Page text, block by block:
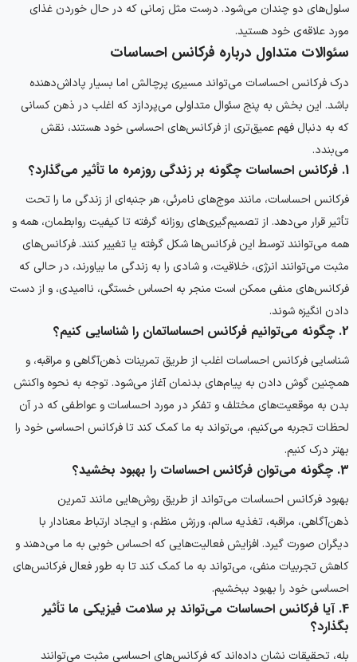
سلول‌های دو چندان می‌شود. درست مثل زمانی که در حال خوردن غذای
مورد علاقه‌ی خود هستید.
سئوالات متداول درباره فرکانس احساسات
درک فرکانس احساسات می‌تواند مسیری پرچالش اما بسیار پاداش‌دهنده
باشد. این بخش به پنج سئوال متداولی می‌پردازد که اغلب در ذهن کسانی
که به دنبال فهم عمیق‌تری از فرکانس‌های احساسی خود هستند، نقش
می‌بندد.
1. فرکانس احساسات چگونه بر زندگی روزمره ما تأثیر می‌گذارد؟
فرکانس احساسات، مانند موج‌های نامرئی، هر جنبه‌ای از زندگی ما را تحت
تأثیر قرار می‌دهد. از تصمیم‌گیری‌های روزانه گرفته تا کیفیت روابطمان، همه و
همه می‌توانند توسط این فرکانس‌ها شکل گرفته یا تغییر کنند. فرکانس‌های
مثبت می‌توانند انرژی، خلاقیت، و شادی را به زندگی ما بیاورند، در حالی که
فرکانس‌های منفی ممکن است منجر به احساس خستگی، ناامیدی، و از دست
دادن انگیزه شوند.
2. چگونه می‌توانیم فرکانس احساساتمان را شناسایی کنیم؟
شناسایی فرکانس احساسات اغلب از طریق تمرینات ذهن‌آگاهی و مراقبه، و
همچنین گوش دادن به پیام‌های بدنمان آغاز می‌شود. توجه به نحوه واکنش
بدن به موقعیت‌های مختلف و تفکر در مورد احساسات و عواطفی که در آن
لحظات تجربه می‌کنیم، می‌تواند به ما کمک کند تا فرکانس احساسی خود را
بهتر درک کنیم.
3. چگونه می‌توان فرکانس احساسات را بهبود بخشید؟
بهبود فرکانس احساسات می‌تواند از طریق روش‌هایی مانند تمرین
ذهن‌آگاهی، مراقبه، تغذیه سالم، ورزش منظم، و ایجاد ارتباط معنادار با
دیگران صورت گیرد. افزایش فعالیت‌هایی که احساس خوبی به ما می‌دهند و
کاهش تجربیات منفی، می‌تواند به ما کمک کند تا به طور فعال فرکانس‌های
احساسی خود را بهبود ببخشیم.
4. آیا فرکانس احساسات می‌تواند بر سلامت فیزیکی ما تأثیر
بگذارد؟
بله، تحقیقات نشان داده‌اند که فرکانس‌های احساسی مثبت می‌توانند